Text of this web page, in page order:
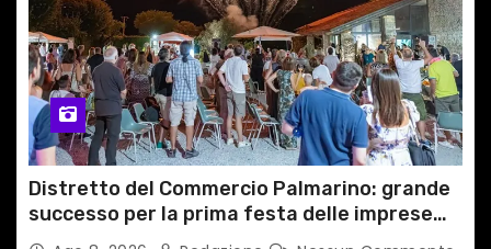
Distretto del Commercio Palmarino: grande
successo per la prima festa delle imprese
del territorio